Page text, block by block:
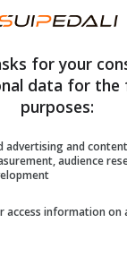
parlato del
. “Le Strade
verso la
in linea con
Costituzione
economiche
for your
data for the
purposes:
advertising and
audience
access information on